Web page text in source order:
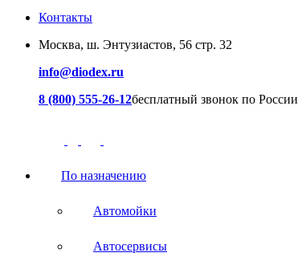
Контакты
Москва, ш. Энтузиастов, 56 стр. 32
info@diodex.ru
8 (800) 555-26-12бесплатный звонок по России
По назначению
Автомойки
Автосервисы